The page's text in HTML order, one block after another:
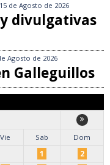
de Agosto de 2026
divulgativas
Agosto de 2026
Galleguillos
Vie Sab
Dom
1
2